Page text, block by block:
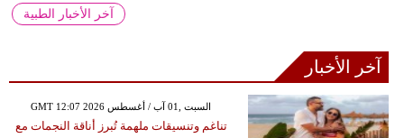
آخر الأخبار الطبية
آخر الأخبار
GMT 12:07 2026 السبت ,01 آب / أغسطس
تناغم وتنسيقات ملهمة تُبرز أناقة النجمات مع